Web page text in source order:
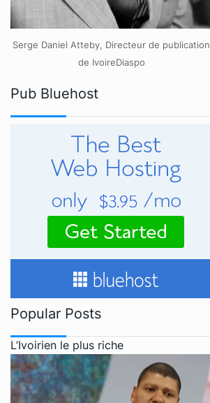
Serge Daniel Atteby, Directeur de publication
de IvoireDiaspo
Pub Bluehost
Popular Posts
L’Ivoirien le plus riche